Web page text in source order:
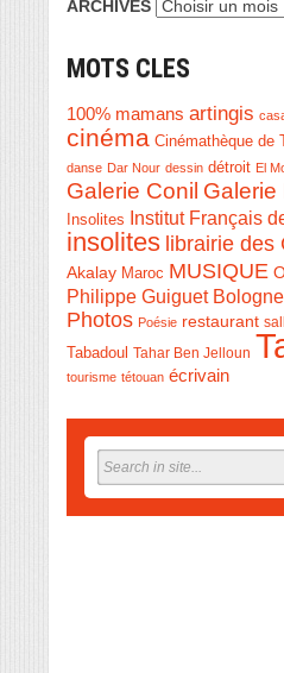
ARCHIVES
MOTS CLES
100% mamans artingis
cinéma Cinémathèque de
danse Dar Nour dessin détroit El
Galerie Conil Galerie
Insolites Institut Français
insolites librairie des
Akalay Maroc MUSIQUE
Philippe Guiguet Bologne
Photos Poésie restaurant
Tabadoul Tahar Ben Jelloun
tourisme tétouan écrivain